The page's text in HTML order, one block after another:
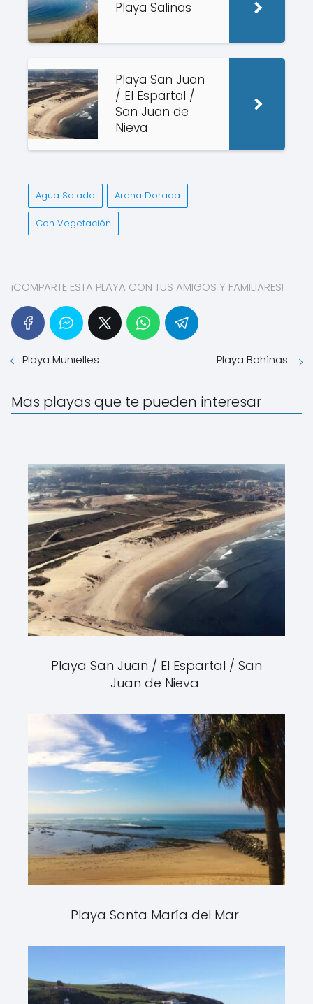
Playa Salinas
Playa San Juan
/ El Espartal /
San Juan de
Nieva
Agua Salada Arena Dorada
Con Vegetación
¡COMPARTE ESTA PLAYA CON TUS AMIGOS Y FAMILIARES!
Playa Munielles Playa Bahínas
Mas playas que te pueden interesar
Playa San Juan / El Espartal / San
Juan de Nieva
Playa Santa María del Mar